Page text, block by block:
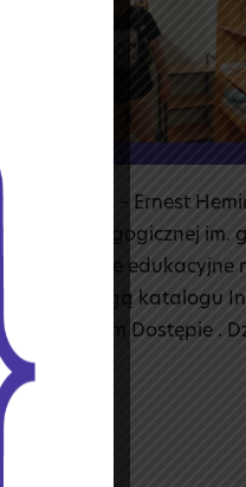
[życia].” – Ernest
Pedagogicznej im.
miejsce edukacyjne
z obsługą katalogu
w Wolnym Dostępie .